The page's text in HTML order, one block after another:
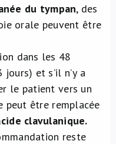
du tympan, des
orale peuvent être
dans les 48
et s’il n’y a
le patient vers un
peut être remplacée
clavulanique.
reste